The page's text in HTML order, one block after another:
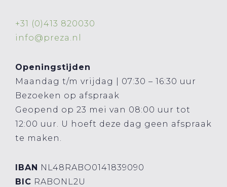
+31 (0)413 820030
info@preza.nl
Openingstijden
Maandag t/m vrijdag | 07:30 – 16:30 uur
Bezoeken op afspraak
Geopend op 23 mei van 08:00 uur tot
12:00 uur. U hoeft deze dag geen afspraak
te maken.
IBAN NL48RABO0141839090
BIC RABONL2U